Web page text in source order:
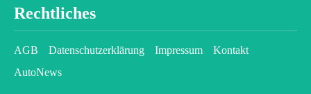
Rechtliches
AGB Datenschutzerklärung Impressum
Kontakt
AutoNews